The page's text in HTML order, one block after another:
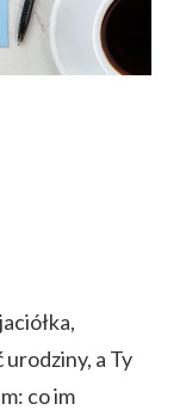
urodziny, a Ty
co im